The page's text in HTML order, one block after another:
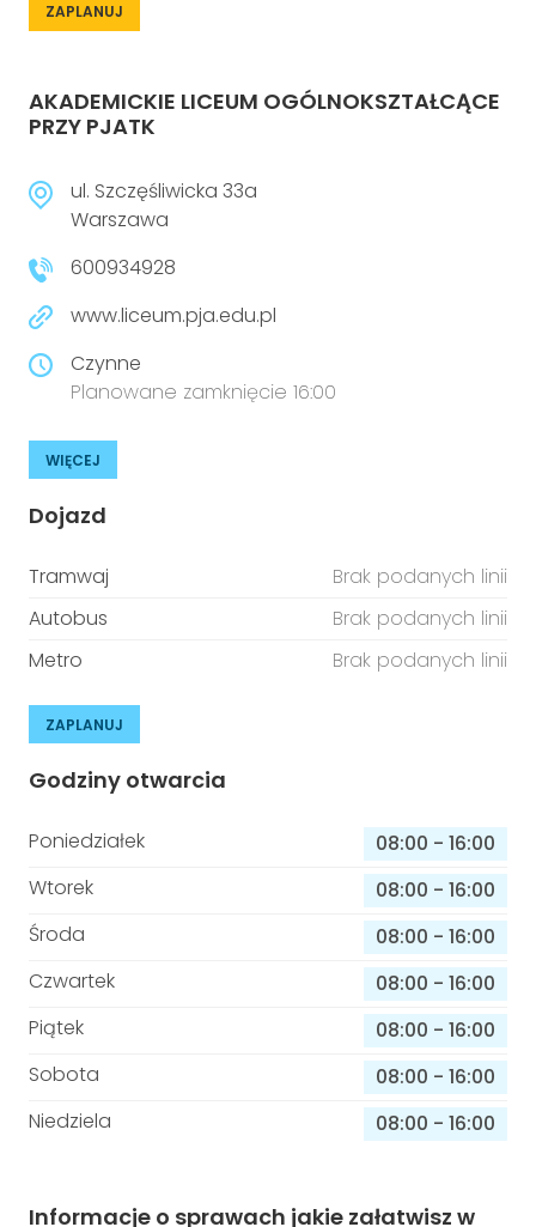
ZAPLANUJ
AKADEMICKIE LICEUM OGÓLNOKSZTAŁCĄCE
PRZY PJATK
ul. Szczęśliwicka 33a
Warszawa
600934928
www.liceum.pja.edu.pl
Czynne
Planowane zamknięcie 16:00
WIĘCEJ
Dojazd
Tramwaj
Brak podanych linii
Autobus
Brak podanych linii
Metro
Brak podanych linii
ZAPLANUJ
Godziny otwarcia
Poniedziałek 08:00 - 16:00
Wtorek
08:00 - 16:00
Środa
08:00 - 16:00
Czwartek
08:00 - 16:00
Piątek
08:00 - 16:00
Sobota
08:00 - 16:00
Niedziela
08:00 - 16:00
Informacje o sprawach jakie załatwisz w